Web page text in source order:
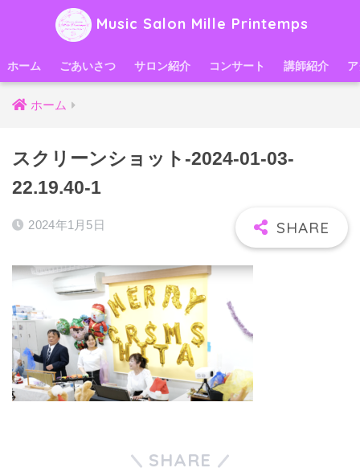
Music Salon Mille Printemps
ホーム ごあいさつ サロン紹介 コンサート 講師紹介
ホーム
スクリーンショット-2024-01-03-
22.19.40-1
2024年1月5日
SHARE